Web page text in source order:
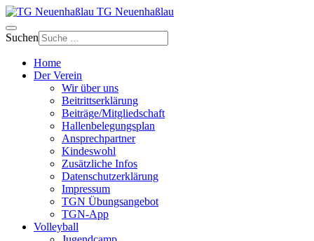
TG Neuenhaßlau
Suchen
Home
Der Verein
Wir über uns
Beitrittserklärung
Beiträge/Mitgliedschaft
Hallenbelegungsplan
Ansprechpartner
Kindeswohl
Zusätzliche Infos
Datenschutzerklärung
Impressum
TGN Übungsangebot
TGN-App
Volleyball